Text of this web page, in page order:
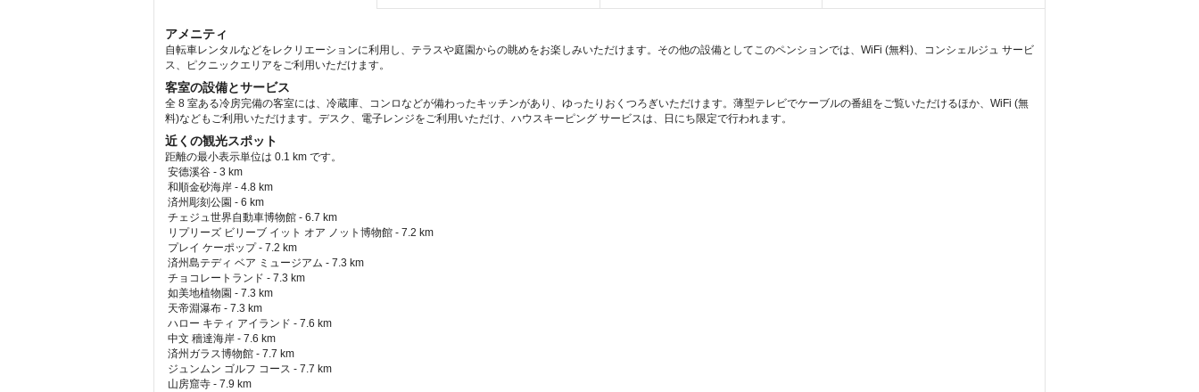
アメニティ
自転車レンタルなどをレクリエーションに利用し、テラスや庭園からの眺めをお楽しみいただけます。その他の設備としてこのペンションでは、WiFi (無料)、コンシェルジュ サービ
ス、ピクニックエリアをご利用いただけます。
客室の設備とサービス
全 8 室ある冷房完備の客室には、冷蔵庫、コンロなどが備わったキッチンがあり、ゆったりおくつろぎいただけます。薄型テレビでケーブルの番組をご覧いただけるほか、WiFi (無
料)などもご利用いただけます。デスク、電子レンジをご利用いただけ、ハウスキーピング サービスは、日にち限定で行われます。
近くの観光スポット
距離の最小表示単位は 0.1 km です。
安德溪谷 - 3 km
和順金砂海岸 - 4.8 km
済州彫刻公園 - 6 km
チェジュ世界自動車博物館 - 6.7 km
リプリーズ ビリーブ イット オア ノット博物館 - 7.2 km
プレイ ケーポップ - 7.2 km
済州島テディ ベア ミュージアム - 7.3 km
チョコレートランド - 7.3 km
如美地植物園 - 7.3 km
天帝淵瀑布 - 7.3 km
ハロー キティ アイランド - 7.6 km
中文 穡達海岸 - 7.6 km
済州ガラス博物館 - 7.7 km
ジュンムン ゴルフ コース - 7.7 km
山房窟寺 - 7.9 km